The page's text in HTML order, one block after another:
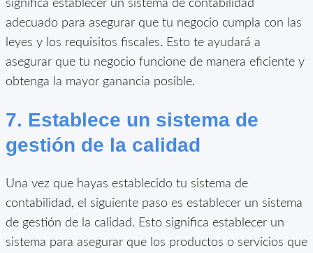
significa establecer un sistema de contabilidad
adecuado para asegurar que tu negocio cumpla con las
leyes y los requisitos fiscales. Esto te ayudará a
asegurar que tu negocio funcione de manera eficiente y
obtenga la mayor ganancia posible.
7. Establece un sistema de
gestión de la calidad
Una vez que hayas establecido tu sistema de
contabilidad, el siguiente paso es establecer un sistema
de gestión de la calidad. Esto significa establecer un
sistema para asegurar que los productos o servicios que